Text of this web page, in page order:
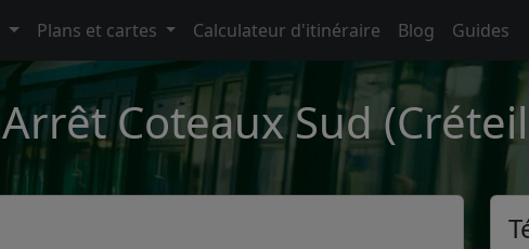
Plans et cartes Calculateur d'itinéraire Blog Guides
Arrêt Coteaux Sud